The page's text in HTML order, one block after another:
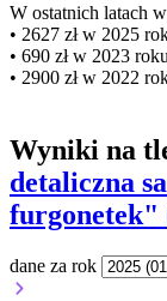
W ostatnich latach
• 2627 zł w 2025
• 690 zł w 2023 roku
• 2900 zł w 2022
Wyniki na
detaliczna
furgonetek"
dane za rok